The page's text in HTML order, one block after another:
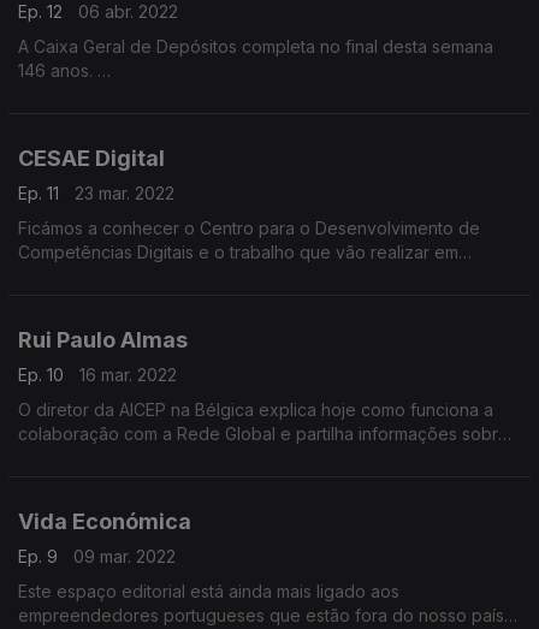
Ep. 12
06 abr. 2022
A Caixa Geral de Depósitos completa no final desta semana
146 anos.
CESAE Digital
Ep. 11
23 mar. 2022
Ficámos a conhecer o Centro para o Desenvolvimento de
Competências Digitais e o trabalho que vão realizar em
Rui Paulo Almas
Ep. 10
16 mar. 2022
O diretor da AICEP na Bélgica explica hoje como funciona a
colaboração com a Rede Global e partilha informações sobre
Vida Económica
Ep. 9
09 mar. 2022
Este espaço editorial está ainda mais ligado aos
empreendedores portugueses que estão fora do nosso país,